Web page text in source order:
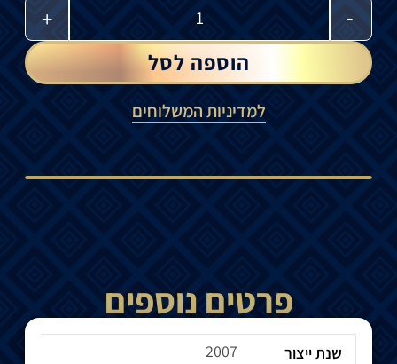
-
+
הוספה לסל
למדיניות המשלוחים
פרטים נוספים
שנת ייצור
2007